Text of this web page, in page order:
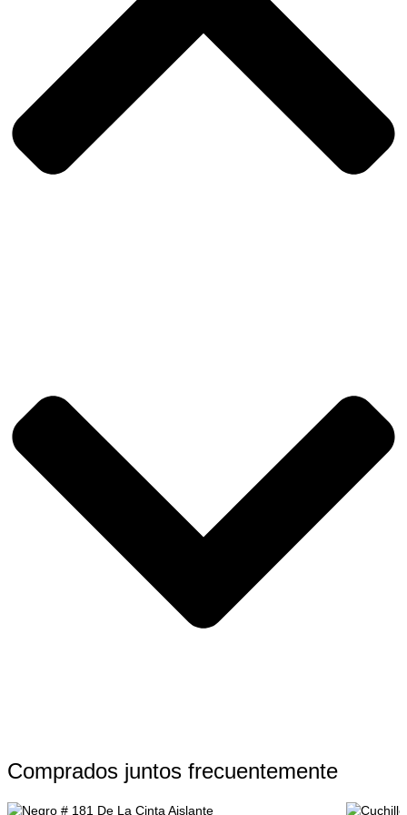
Comprados juntos frecuentemente